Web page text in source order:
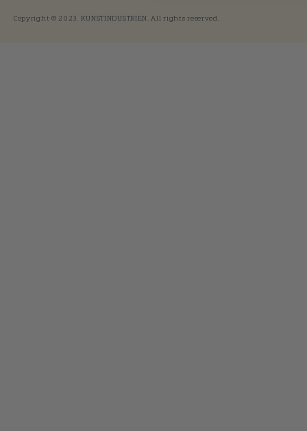
Copyright © 2023. KUNSTINDUSTRIEN. All rights reserved.